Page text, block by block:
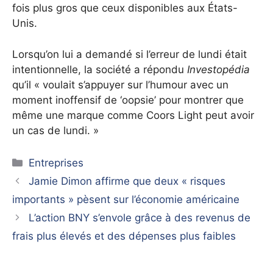
fois plus gros que ceux disponibles aux États-
Unis.
Lorsqu’on lui a demandé si l’erreur de lundi était
intentionnelle, la société a répondu Investopédia
qu’il « voulait s’appuyer sur l’humour avec un
moment inoffensif de ‘oopsie’ pour montrer que
même une marque comme Coors Light peut avoir
un cas de lundi. »
Catégories
Entreprises
Jamie Dimon affirme que deux « risques
importants » pèsent sur l’économie américaine
L’action BNY s’envole grâce à des revenus de
frais plus élevés et des dépenses plus faibles